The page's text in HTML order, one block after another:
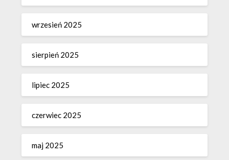
wrzesień 2025
sierpień 2025
lipiec 2025
czerwiec 2025
maj 2025